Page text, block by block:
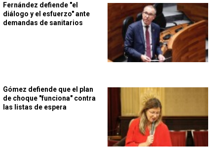
Fernández defiende "el
diálogo y el esfuerzo" ante
demandas de sanitarios
Gómez defiende que el plan
de choque "funciona" contra
las listas de espera